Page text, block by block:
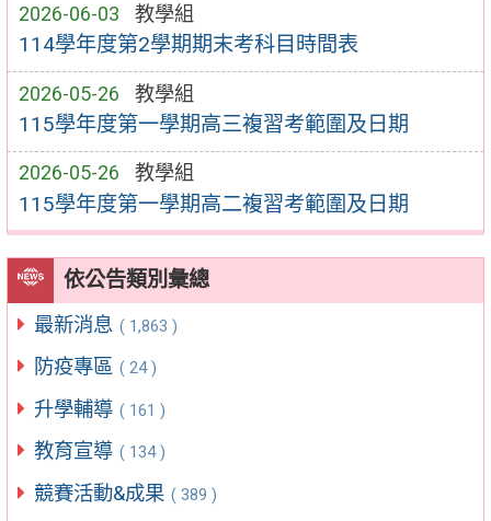
2026-06-03 教學組
114學年度第2學期期末考科目時間表
2026-05-26 教學組
115學年度第一學期高三複習考範圍及日期
2026-05-26 教學組
115學年度第一學期高二複習考範圍及日期
依公告類別彙總
最新消息 ( 1,863 )
防疫專區 ( 24 )
升學輔導 ( 161 )
教育宣導 ( 134 )
競賽活動&成果 ( 389 )